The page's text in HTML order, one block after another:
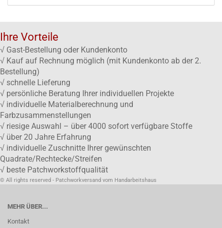
Ihre Vorteile
√ Gast-Bestellung oder Kundenkonto
√ Kauf auf Rechnung möglich (mit Kundenkonto ab der 2.
Bestellung)
√ schnelle Lieferung
√ persönliche Beratung Ihrer individuellen Projekte
√ individuelle Materialberechnung und
Farbzusammenstellungen
√ riesige Auswahl – über 4000 sofort verfügbare Stoffe
√ über 20 Jahre Erfahrung
√ individuelle Zuschnitte Ihrer gewünschten
Quadrate/Rechtecke/Streifen
√ beste Patchworkstoffqualität
© All rights reserved - Patchworkversand vom Handarbeitshaus
MEHR ÜBER...
Kontakt